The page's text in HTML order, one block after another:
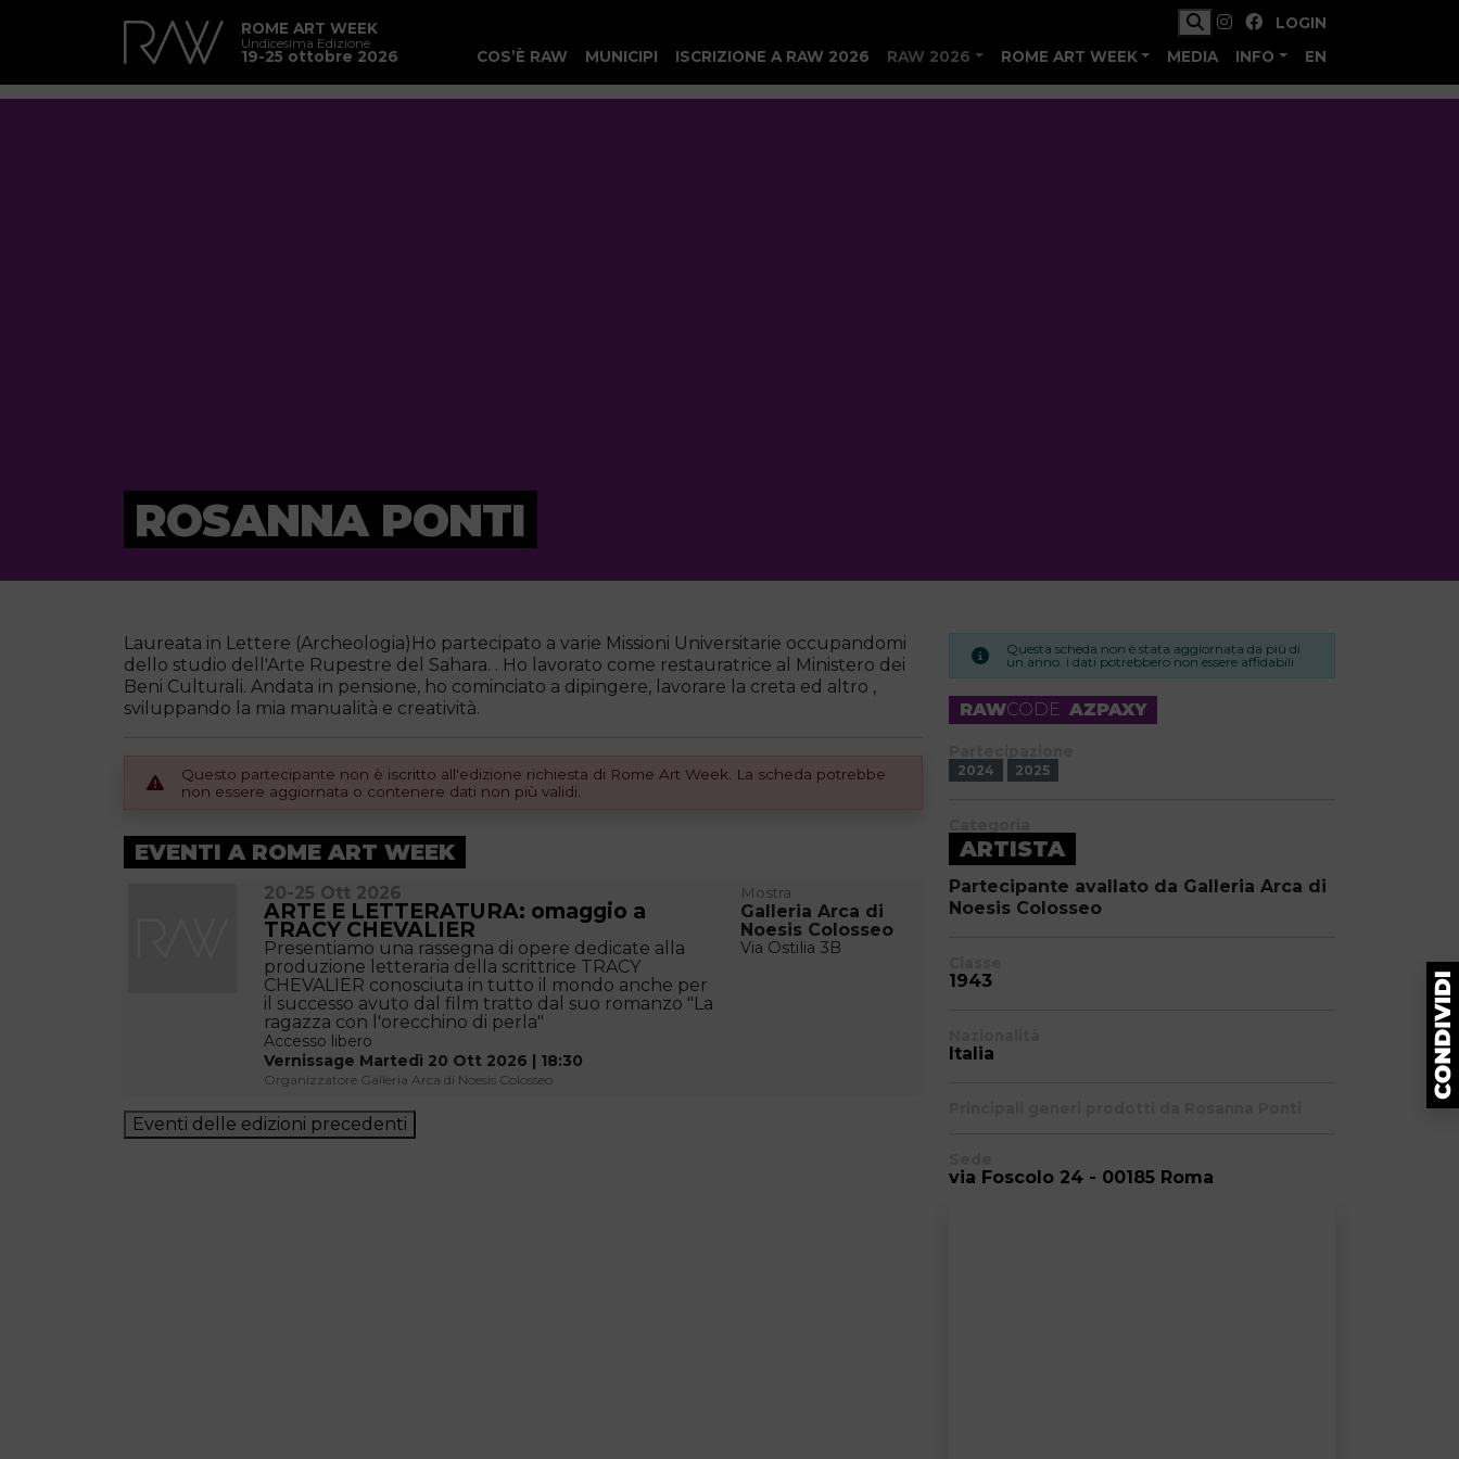
ROME ART WEEK
Undicesima Edizione
19-25 ottobre 2026
LOGIN
COS’È RAW
MUNICIPI ISCRIZIONE A RAW 2026 RAW 2026 ROME ART WEEK MEDIA INFO EN
ROSANNA PONTI
Laureata in Lettere (Archeologia)Ho partecipato a varie Missioni Universitarie occupandomi
dello studio dell'Arte Rupestre del Sahara. . Ho lavorato come restauratrice al Ministero dei
Beni Culturali. Andata in pensione, ho cominciato a dipingere, lavorare la creta ed altro ,
sviluppando la mia manualità e creatività.
Questo partecipante non è iscritto all'edizione richiesta di Rome Art Week. La scheda potrebbe
non essere aggiornata o contenere dati non più validi.
EVENTI A ROME ART WEEK
20-25 Ott 2026
ARTE E LETTERATURA: omaggio a
TRACY CHEVALIER
Presentiamo una rassegna di opere dedicate alla
produzione letteraria della scrittrice TRACY
CHEVALIER conosciuta in tutto il mondo anche per
il successo avuto dal film tratto dal suo romanzo "La
ragazza con l'orecchino di perla"
Accesso libero
Vernissage Martedì 20 Ott 2026 | 18:30
Organizzatore Galleria Arca di Noesis Colosseo
Mostra
Galleria Arca di
Noesis Colosseo
Via Ostilia 3B
Eventi delle edizioni precedenti
Questa scheda non è stata aggiornata da più di
un anno. i dati potrebbero non essere affidabili
RAWCODE AZPAXY
2024 2025
ARTISTA
Partecipante avallato da Galleria Arca di
Noesis Colosseo
1943
Italia
via Foscolo 24 - 00185 Roma